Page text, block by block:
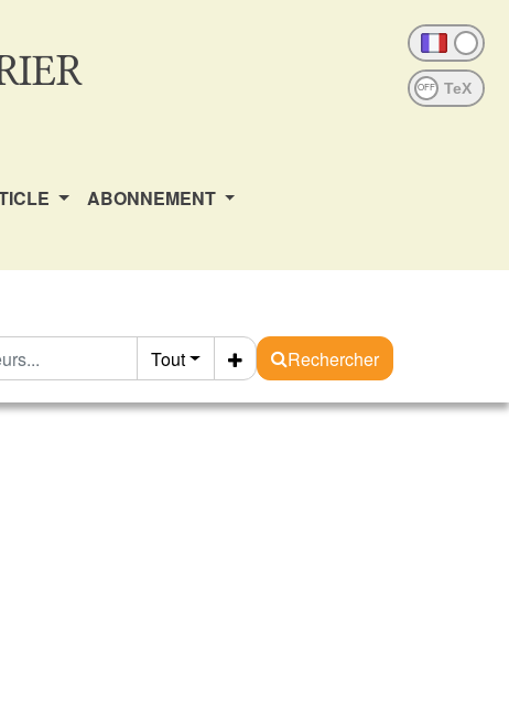
OFF
ABONNEMENT
Tout
Rechercher